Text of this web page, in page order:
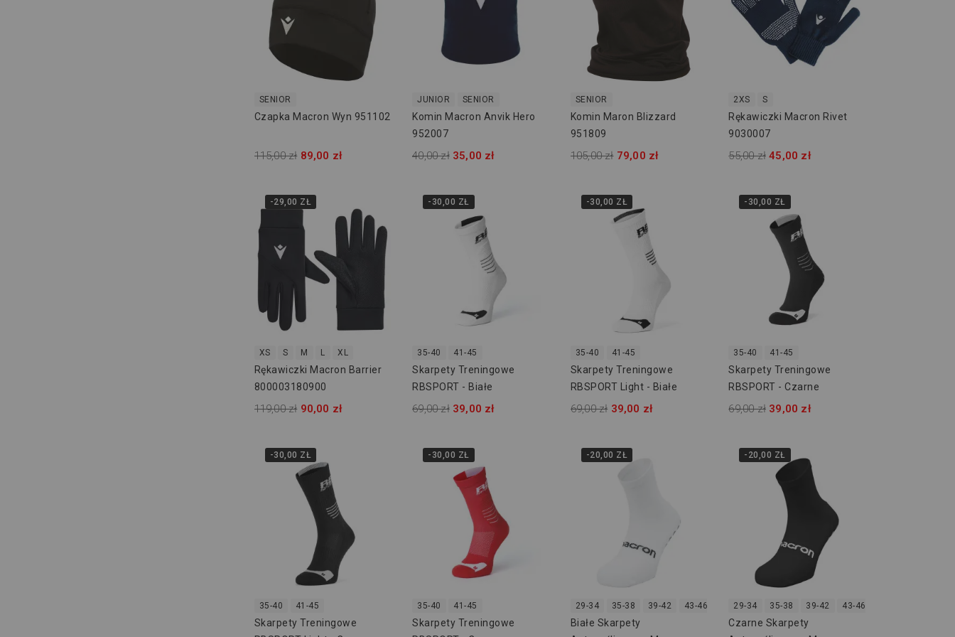
SENIOR
Czapka Macron Wyn 951102
115,00 zł 89,00 zł
JUNIOR SENIOR
Komin Macron Anvik Hero
952007
40,00 zł 35,00 zł
SENIOR
Komin Maron Blizzard
951809
105,00 zł 79,00 zł
2XS S
Rękawiczki Macron Rivet
9030007
55,00 zł 45,00 zł
-29,00 ZŁ
XS S M L XL
Rękawiczki Macron Barrier
800003180900
119,00 zł 90,00 zł
-30,00 ZŁ
35-40 41-45
Skarpety Treningowe
RBSPORT - Białe
69,00 zł 39,00 zł
-30,00 ZŁ
35-40 41-45
Skarpety Treningowe
RBSPORT Light - Białe
69,00 zł 39,00 zł
-30,00 ZŁ
35-40 41-45
Skarpety Treningowe
RBSPORT - Czarne
69,00 zł 39,00 zł
-30,00 ZŁ
35-40 41-45
Skarpety Treningowe
-30,00 ZŁ
35-40 41-45
Skarpety Treningowe
-20,00 ZŁ
29-34 35-38 39-42 43-46 47-50
Białe Skarpety
-20,00 ZŁ
29-34 35-38 39-42 43-46
Czarne Skarpety